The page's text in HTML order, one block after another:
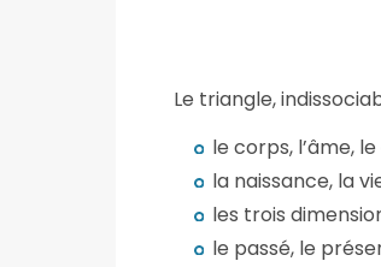
Le triangle,
le corps, l’âme,
la naissance, la
les trois
le passé, le